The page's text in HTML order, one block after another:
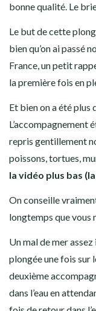
bonne qualité. Le
Le but de cette
bien qu’on ai passé
France, un petit
la première fois en
Et bien on a été plus
L’accompagnement
repris gentillement
poissons, tortues,
la vidéo plus bas
On conseille
longtemps que vous
Un mal de mer
plongée une fois sur
deuxième
dans l’eau en